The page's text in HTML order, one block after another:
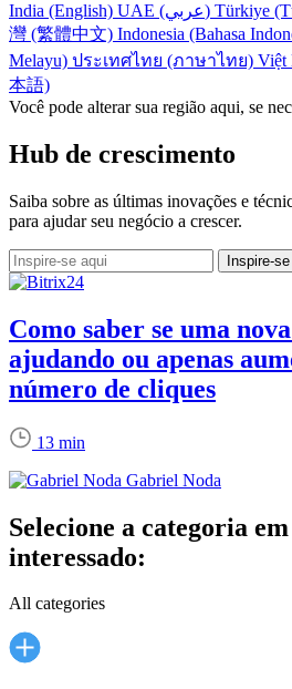
India (English)
UAE (عربي) Türkiye
灣 (繁體中文) Indonesia (Bahasa
Melayu) ประเทศไทย (ภาษาไทย) Việt
本語)
Você pode alterar sua região aqui, se
Hub de crescimento
Saiba sobre as últimas inovações e
para ajudar seu negócio a crescer.
Como saber se uma
ajudando ou apenas
número de cliques
13 min
Gabriel Noda
Selecione a categoria
interessado:
All categories